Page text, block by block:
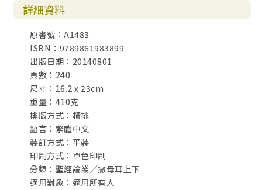
詳細資料
原書號：A1483
ISBN：9789861983899
出版日期：20140801
頁數：240
尺寸：16.2 x 23cm
重量：410克
排版方式：橫排
語言：繁體中文
裝訂方式：平裝
印刷方式：單色印刷
分類：聖經論叢／撒母耳上下
適用對象：適用所有人